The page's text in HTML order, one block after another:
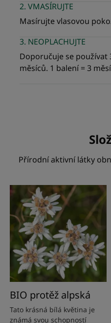
2. VMASÍRUJTE
Masírujte vlasovou
3. NEOPLACHUJTE
Doporučuje se
měsíců. 1 balení = 3
Přírodní aktivní látky
BIO protěž alpská
Tato krásná bílá květina je
známá svou schopností